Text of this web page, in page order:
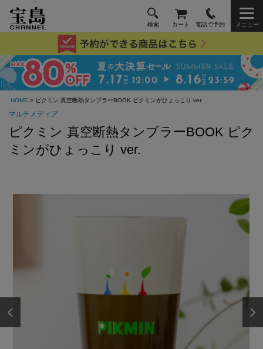
検索 カート 電話で予約 メニュー
HOME > ピクミン 真空断熱タンブラーBOOK ピクミンがひょっこり ver.
マルチメディア
ピクミン 真空断熱タンブラーBOOK ピク
ミンがひょっこり ver.